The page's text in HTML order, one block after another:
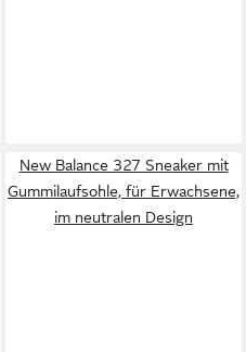
New Balance 327 Sneaker mit
Gummilaufsohle, für Erwachsene,
im neutralen Design